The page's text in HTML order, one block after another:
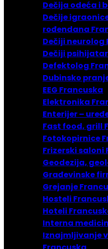
Dečija odeća i
Dečije
rođendana
Dečiji neurolog
Dečiji
Defektolog
Dubinsko
EEG Francuska
Elektronika
Enterijer –
Fast food, grill
Fotokopirnice
Frizerski saloni
Geodezija,
Građevinske
Grejanje
Hosteli
Hoteli
Interna
Iznajmljivanje